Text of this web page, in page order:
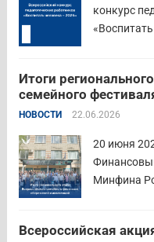
конкурс
Институт
центр.
стать
Итоги
семейного
НОВОСТИ 22.06.2026
20 июня
Минфина
семейного
Всероссийская